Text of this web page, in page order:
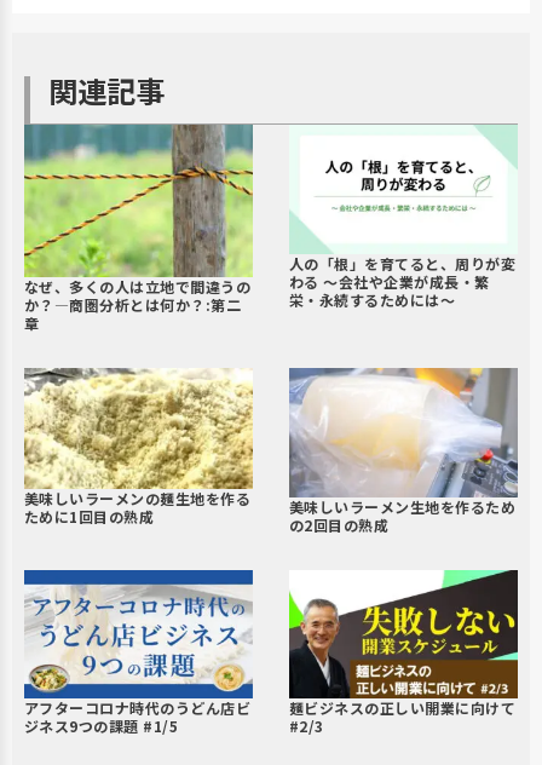
関連記事
なぜ、多くの人は立地で間違うの
か？―商圏分析とは何か？:第二
章
人の「根」を育てると、周りが変
わる 〜会社や企業が成長・繁
栄・永続するためには〜
美味しいラーメンの麺生地を作る
ために1回目の熟成
美味しいラーメン生地を作るため
の2回目の熟成
アフターコロナ時代のうどん店ビ
ジネス9つの課題 #1/5
麺ビジネスの正しい開業に向けて
#2/3